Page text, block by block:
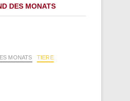
DES MONATS
MONATS
TIERE